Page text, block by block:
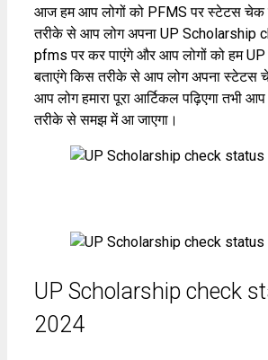
आज हम आप लोगों को PFMS पर स्टेटस चेक
तरीके से आप लोग अपना UP Scholarship
pfms पर कर पाएंगे और आप लोगों को हम UP
बताएंगे किस तरीके से आप लोग अपना स्टेटस
आप लोग हमारा पूरा आर्टिकल पढ़िएगा तभी
तरीके से समझ में आ जाएगा।
UP Scholarship check
2024